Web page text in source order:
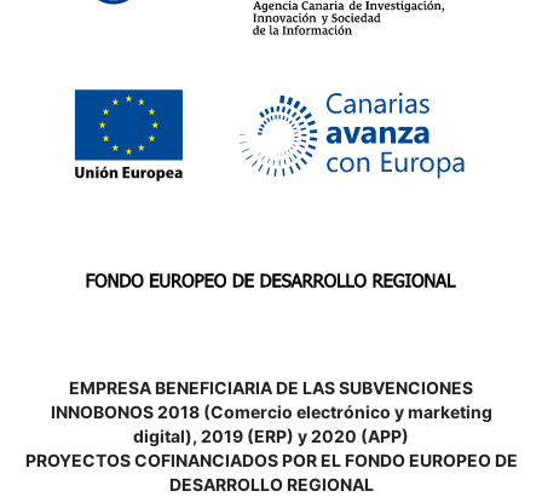
EMPRESA BENEFICIARIA DE LAS SUBVENCIONES
INNOBONOS 2018 (Comercio electrónico y marketing
digital), 2019 (ERP) y 2020 (APP)
PROYECTOS COFINANCIADOS POR EL FONDO EUROPEO DE
DESARROLLO REGIONAL